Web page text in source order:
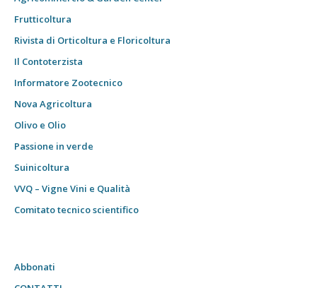
Frutticoltura
Rivista di Orticoltura e Floricoltura
Il Contoterzista
Informatore Zootecnico
Nova Agricoltura
Olivo e Olio
Passione in verde
Suinicoltura
VVQ – Vigne Vini e Qualità
Comitato tecnico scientifico
Abbonati